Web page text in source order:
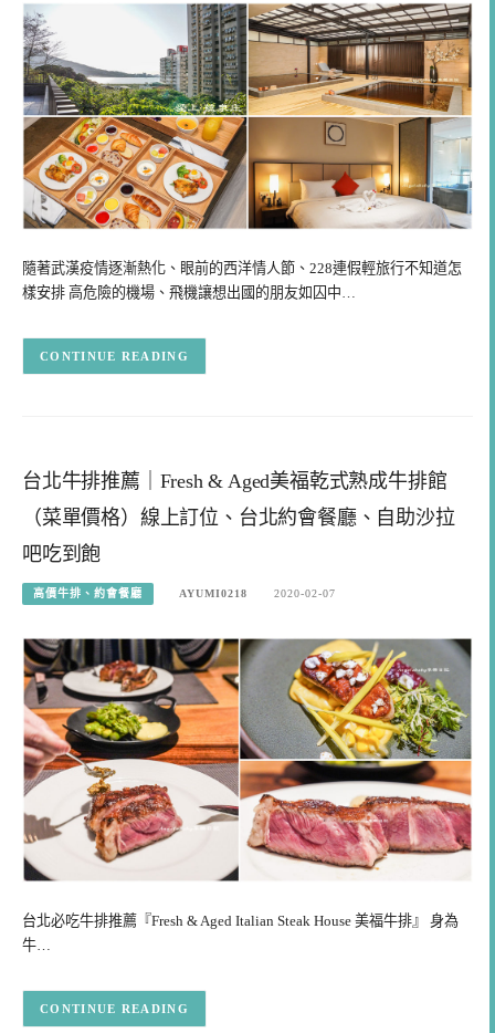
隨著武漢疫情逐漸熱化、眼前的西洋情人節、228連假輕旅行不知道怎
樣安排 高危險的機場、飛機讓想出國的朋友如囚中…
CONTINUE READING
台北牛排推薦｜Fresh & Aged美福乾式熟成牛排館
（菜單價格）線上訂位、台北約會餐廳、自助沙拉
吧吃到飽
高價牛排、約會餐廳 AYUMI0218 2020-02-07
台北必吃牛排推薦『Fresh & Aged Italian Steak House 美福牛排』 身為
牛…
CONTINUE READING